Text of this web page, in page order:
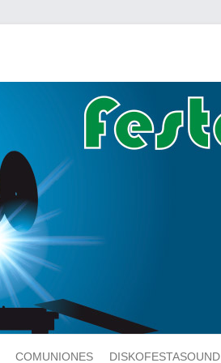
COMUNIONES DISKOFESTASOUND